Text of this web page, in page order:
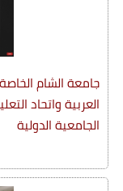
جامعة الشام
الجامعية الدولية